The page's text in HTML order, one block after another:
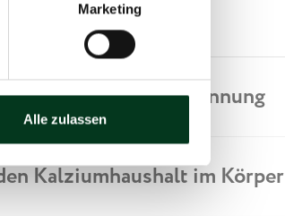
Marketing
Alle zulassen
die normale Blutgerinnung
Kalziumhaushalt im Körper